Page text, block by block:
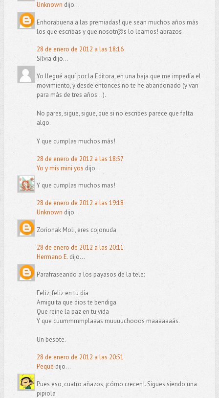
Unknown dijo...
Enhorabuena a las premiadas! que sean muchos años más
los que escribas y que nosotr@s lo leamos! abrazos
28 de enero de 2012 a las 18:16
Sílvia dijo...
Yo llegué aquí por la Editora, en una baja que me impedía el
movimiento, y desde entonces no te he abandonado (y van
para más de tres años...).
No pares, sigue, sigue, que si no escribes parece que falta
algo.
Y que cumplas muchos más!
28 de enero de 2012 a las 18:57
Yo y mis mini yos dijo...
Y que cumplas muchos mas!
28 de enero de 2012 a las 19:18
Unknown dijo...
Zorionak Moli, eres cojonuda
28 de enero de 2012 a las 20:11
Hermano E.dijo...
Parafraseando a los payasos de la tele:
Feliz, feliz en tu día
Amiguita que dios te bendiga
Que reine la paz en tu vida
Y que cuummmmplaaas muuuuchooos maaaaaaás.
Un besote.
28 de enero de 2012 a las 20:51
Peque dijo...
Pues eso, cuatro añazos, ¡cómo crecen!. Sigues siendo una
pipiola